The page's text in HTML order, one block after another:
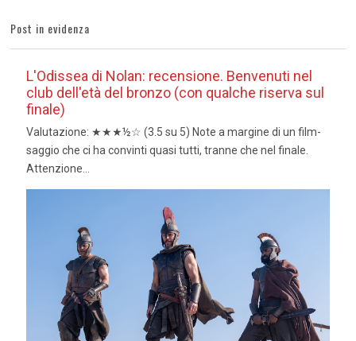
Post in evidenza
L'Odissea di Nolan: recensione. Benvenuti nel
club dell'età del bronzo (con qualche riserva sul
finale)
Valutazione: ★★★½☆ (3.5 su 5) Note a margine di un film-
saggio che ci ha convinti quasi tutti, tranne che nel finale.
Attenzione...